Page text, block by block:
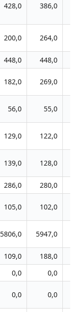
428,0 386,0
200,0 264,0
448,0 448,0
182,0 269,0
56,0 55,0
129,0 122,0
139,0 128,0
286,0 280,0
105,0 102,0
5806,0 5947,0
109,0 188,0
0,0
0,0
0,0 0,0